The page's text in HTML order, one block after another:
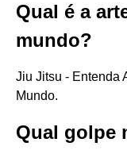
Qual é a
mundo?
Jiu Jitsu - Entenda
Mundo.
Qual golpe